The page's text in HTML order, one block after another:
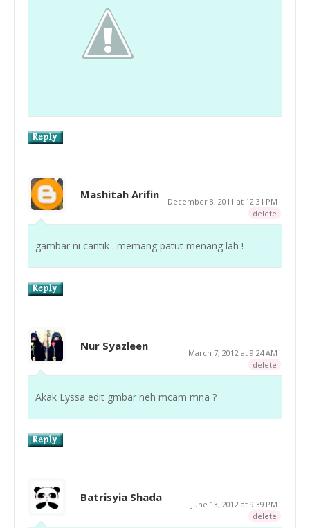
Mashitah Arifin
December 8, 2011 at 12:31 PM
delete
gambar ni cantik . memang patut menang lah !
Nur Syazleen
March 7, 2012 at 9:24 AM
delete
Akak Lyssa edit gmbar neh mcam mna ?
Batrisyia Shada
June 13, 2012 at 9:39 PM
delete